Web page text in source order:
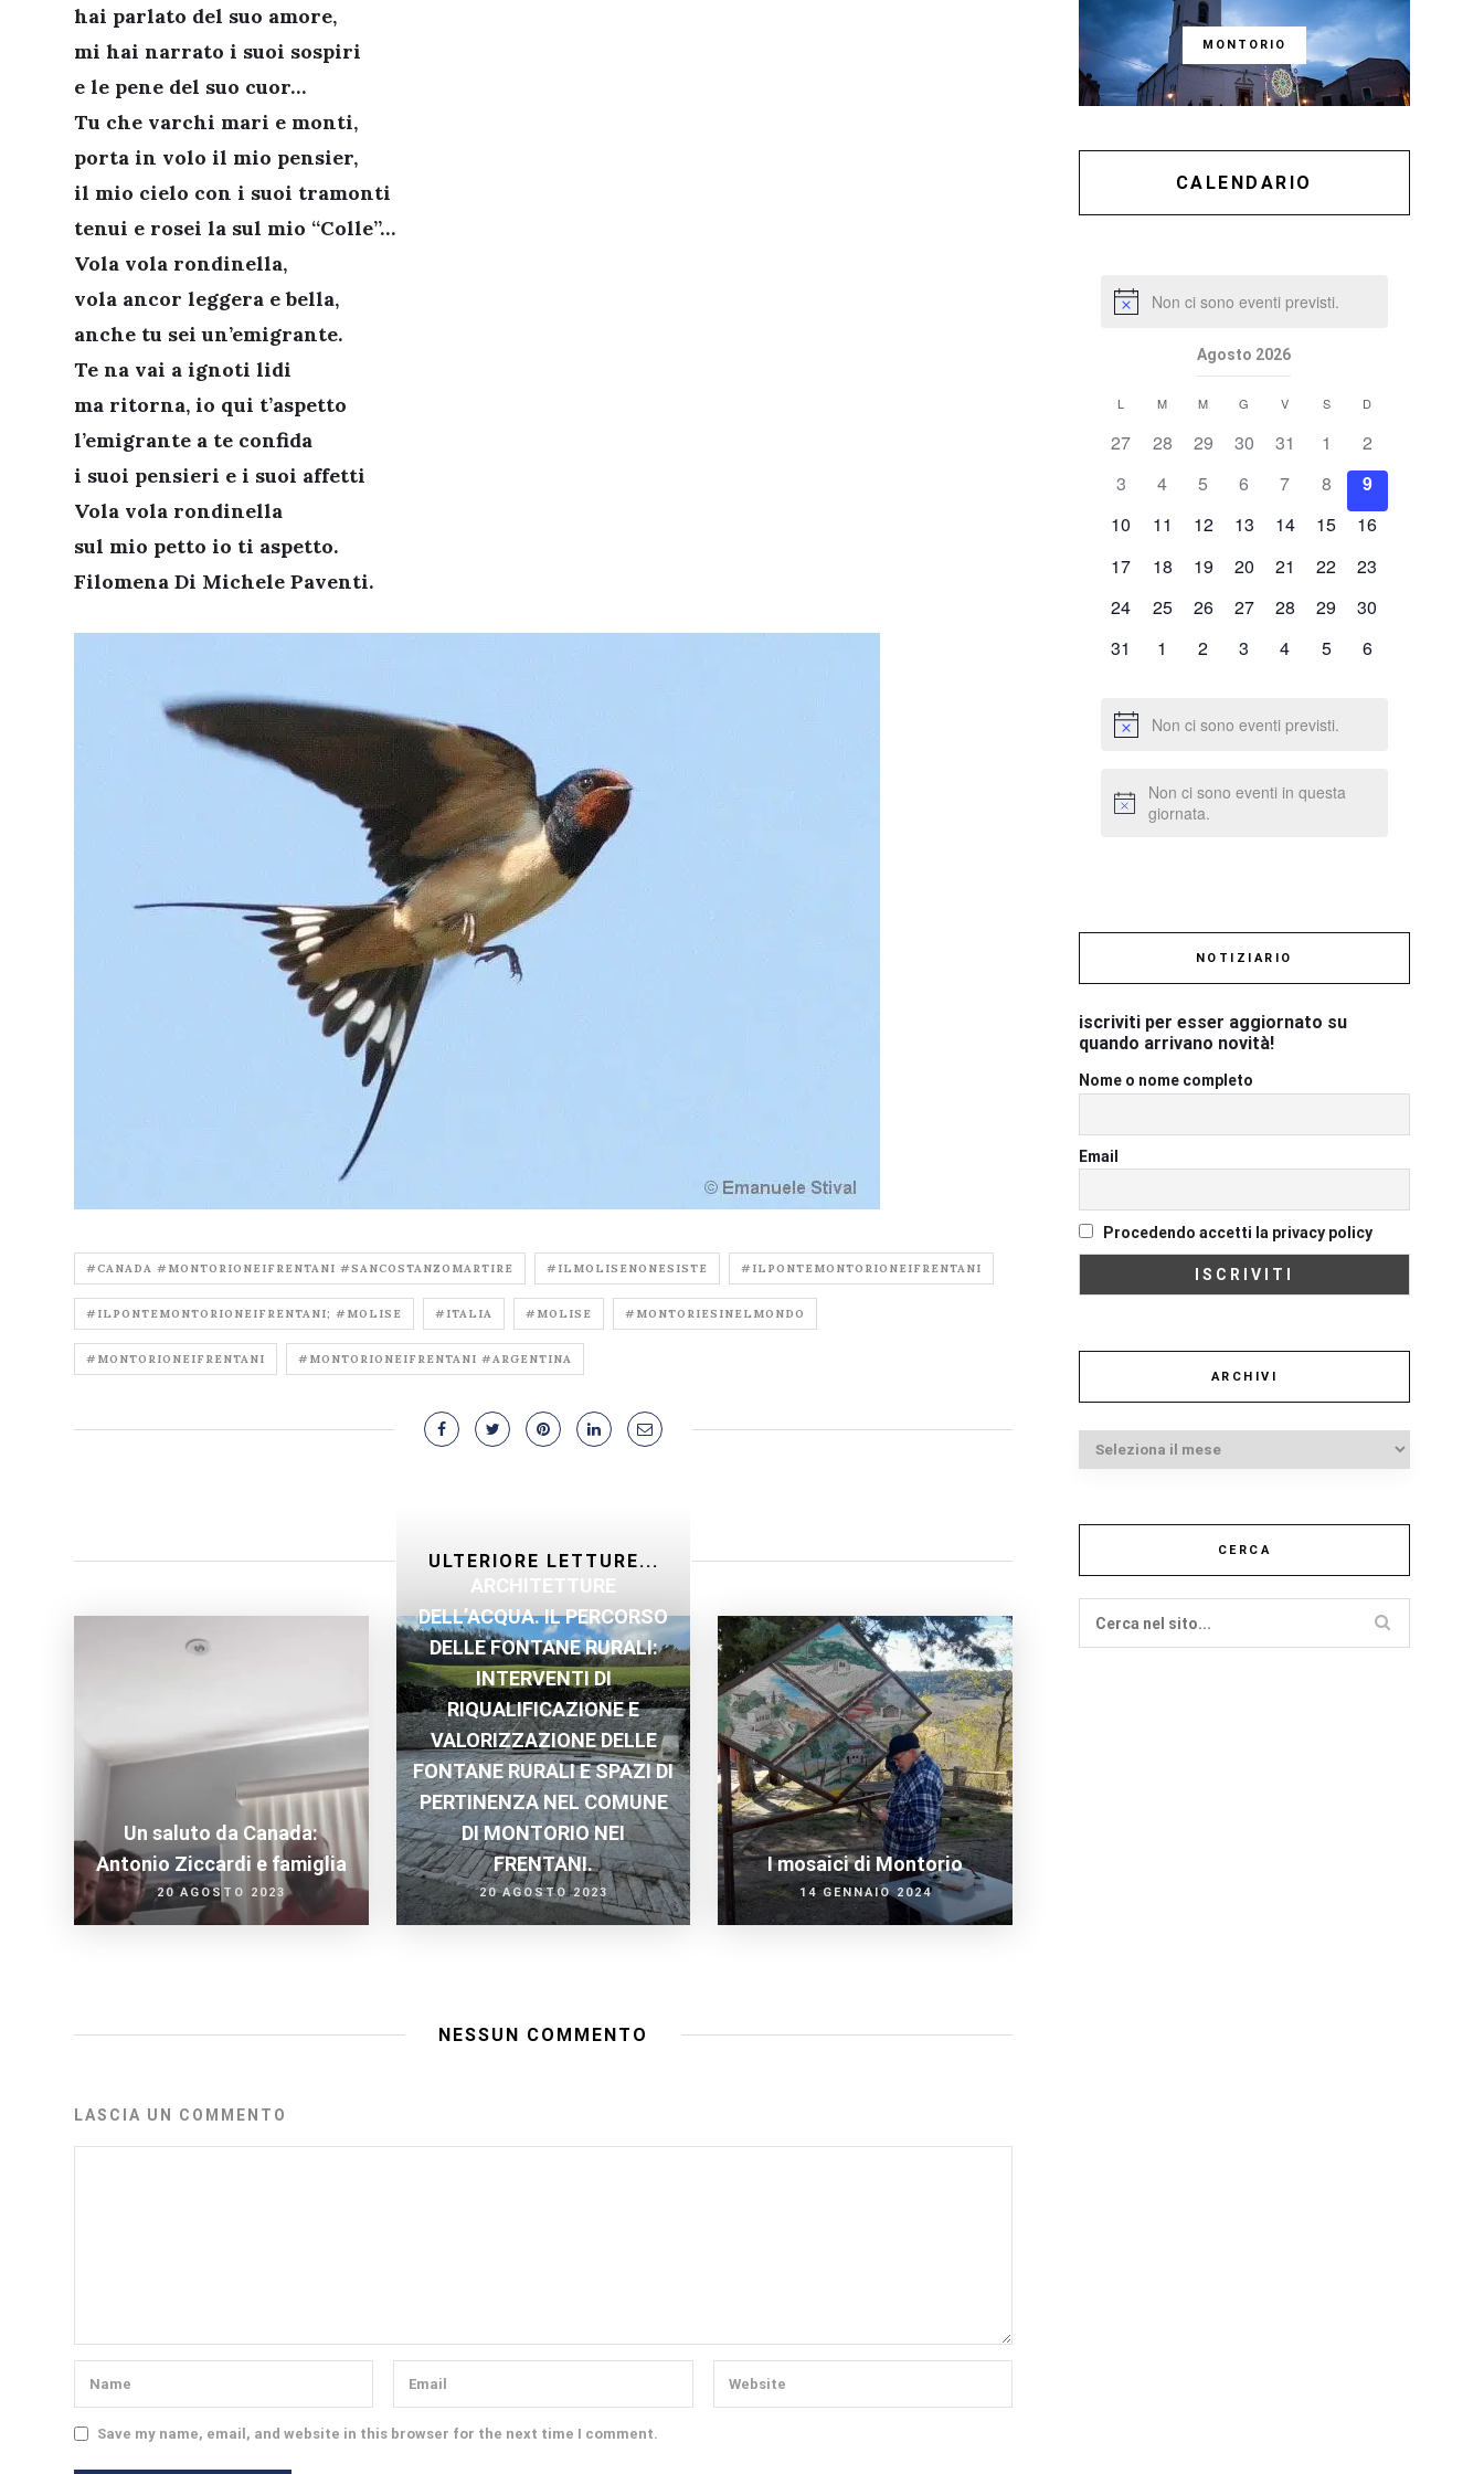
hai parlato del suo amore,
mi hai narrato i suoi sospiri
e le pene del suo cuor…
Tu che varchi mari e monti,
porta in volo il mio pensier,
il mio cielo con i suoi tramonti
tenui e rosei la sul mio “Colle”…
Vola vola rondinella,
vola ancor leggera e bella,
anche tu sei un’emigrante.
Te na vai a ignoti lidi
ma ritorna, io qui t’aspetto
l’emigrante a te confida
i suoi pensieri e i suoi affetti
Vola vola rondinella
sul mio petto io ti aspetto.
Filomena Di Michele Paventi.
#CANADA #MONTORIONEIFRENTANI #SANCOSTANZOMARTIRE #ILMOLISENONESISTE #ILPONTEMONTORIONEIFRENTANI
#ILPONTEMONTORIONEIFRENTANI; #MOLISE #ITALIA #MOLISE #MONTORIESINELMONDO
#MONTORIONEIFRENTANI #MONTORIONEIFRENTANI #ARGENTINA
ULTERIORE LETTURE...
Un saluto da Canada:
Antonio Ziccardi e famiglia
20 AGOSTO 2023
ARCHITETTURE
DELL’ACQUA. IL PERCORSO
DELLE FONTANE RURALI:
INTERVENTI DI
RIQUALIFICAZIONE E
VALORIZZAZIONE DELLE
FONTANE RURALI E SPAZI DI
PERTINENZA NEL COMUNE
DI MONTORIO NEI
FRENTANI.
20 AGOSTO 2023
I mosaici di Montorio
14 GENNAIO 2024
NESSUN COMMENTO
LASCIA UN COMMENTO
Save my name, email, and website in this browser for the next time I comment.
MONTORIO
CALENDARIO
Non ci sono eventi previsti.
Agosto 2026
Calendario
Eventi
L M M G V S D
0
27
0
28
0
29
0
30
0
31
0
eventi,
1
0
eventi,
2
0
3
0
4
0
5
0
6
0
7
0
eventi,
8
0
eventi,
9
0
10
0
11
0
12
0
13
0
14
0
15
0
16
0
17
0
18
0
19
0
20
0
21
0
22
0
23
0
24
0
25
0
26
0
27
0
28
0
29
0
30
0
31
0
1
0
2
0
3
0
4
0
5
0
6
Non ci sono eventi previsti.
Non ci sono eventi in questa
giornata.
NOTIZIARIO
iscriviti per esser aggiornato su
quando arrivano novità!
Nome o nome completo
Email
Procedendo accetti la privacy policy
ARCHIVI
Archivi
CERCA